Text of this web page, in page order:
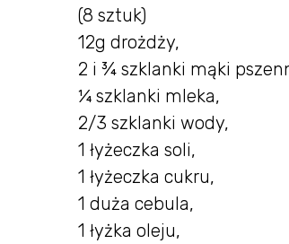
(8 sztuk)
12g drożdży,
2 i ¾ szklanki mąki
¼ szklanki mleka,
2/3 szklanki wody,
1 łyżeczka soli,
1 łyżeczka cukru,
1 duża cebula,
1 łyżka oleju,